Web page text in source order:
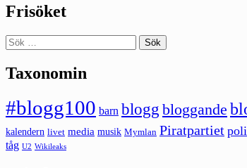
Frisöket
Sök
efter:
Taxonomin
#blogg100 barn blogg bloggande
kalendern livet media musik Mymlan Piratpartiet
tåg U2 Wikileaks